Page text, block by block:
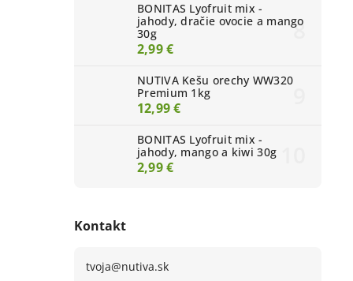
BONITAS Lyofruit mix -
jahody, dračie ovocie a mango
30g
2,99 €
NUTIVA Kešu orechy WW320
Premium 1kg
12,99 €
BONITAS Lyofruit mix -
jahody, mango a kiwi 30g
2,99 €
Kontakt
tvoja@nutiva.sk